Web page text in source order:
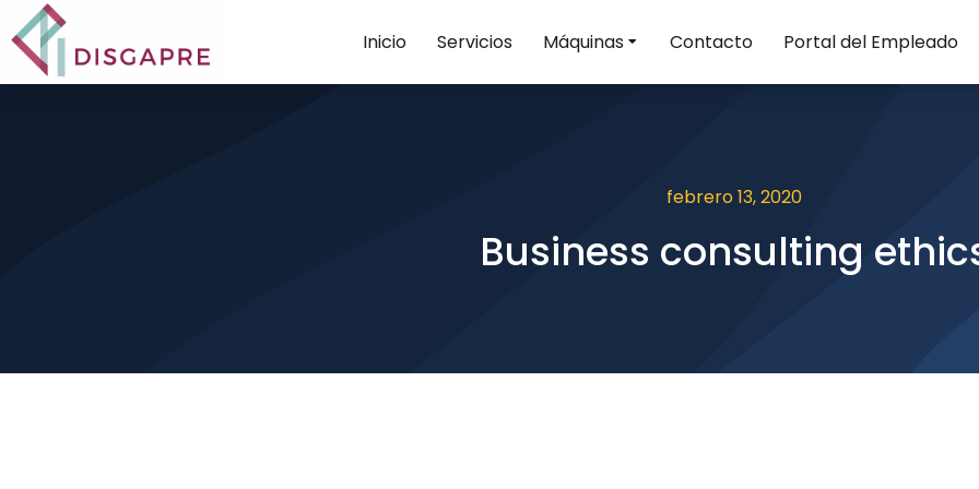
Inicio Servicios Máquinas Contacto Portal del Empleado
febrero 13, 2020
Business consulting